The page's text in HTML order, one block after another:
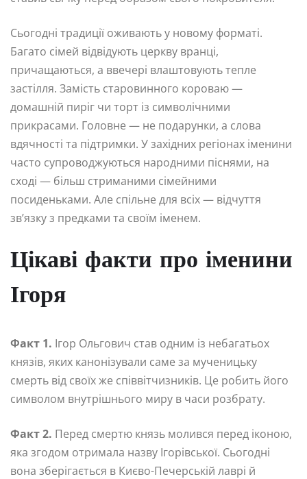
Сьогодні традиції оживають у новому форматі.
Багато сімей відвідують церкву вранці,
причащаються, а ввечері влаштовують тепле
застілля. Замість старовинного короваю —
домашній пиріг чи торт із символічними
прикрасами. Головне — не подарунки, а слова
вдячності та підтримки. У західних регіонах іменини
часто супроводжуються народними піснями, на
сході — більш стриманими сімейними
посиденьками. Але спільне для всіх — відчуття
зв’язку з предками та своїм іменем.
Цікаві факти про іменини
Ігоря
Факт 1. Ігор Ольгович став одним із небагатьох
князів, яких канонізували саме за мученицьку
смерть від своїх же співвітчизників. Це робить його
символом внутрішнього миру в часи розбрату.
Факт 2. Перед смертю князь молився перед іконою,
яка згодом отримала назву Ігорівської. Сьогодні
вона зберігається в Києво-Печерській лаврі й